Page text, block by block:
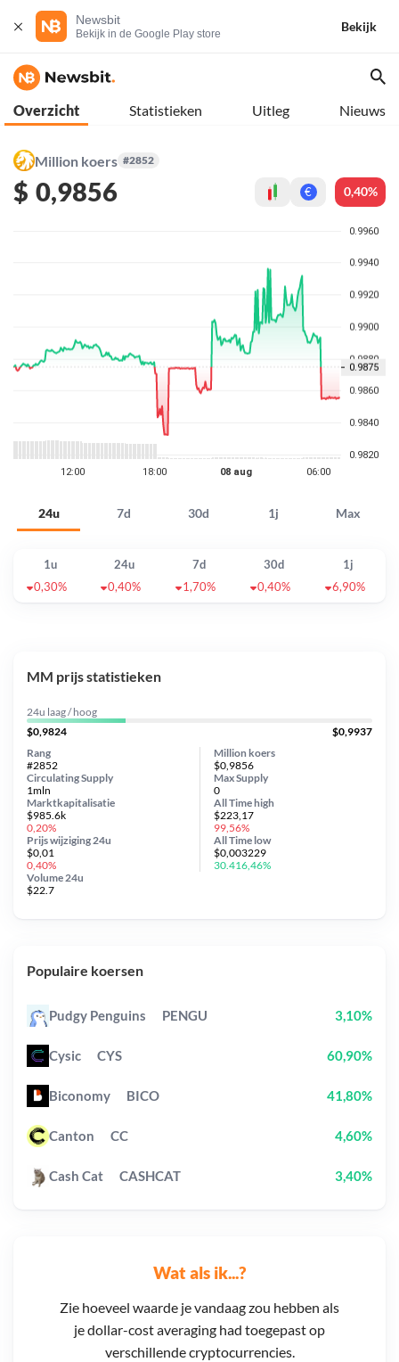
Newsbit
Bekijk in de Google Play store
Bekijk
Overzicht Statistieken Uitleg Nieuws
Million koers #2852
$ 0,9856 € 0,40%
24u 7d 30d 1j Max
1u 24u 7d 30d
1j
0,30%
0,40% 1,70% 0,40% 6,90%
Wat als ik...?
Zie hoeveel waarde je vandaag zou hebben als
je dollar-cost averaging had toegepast op
verschillende cryptocurrencies.
MM prijs statistieken
24u laag / hoog
$0,9824
$0,9937
Million koers
$0,9856
Circulating Supply
1mln
Prijs wijziging 24u
$0,01
0,40%
Max Supply
0
Marktkapitalisatie
$985.6k
0,20%
Volume 24u
$22.7
Rang
#2852
All Timehigh
$223,17
99,56%
All Time low
$0,003229
30.416,46%
Populaire koersen
Pudgy Penguins PENGU 3,10%
Cysic CYS 60,90%
Biconomy BICO 41,80%
Canton CC 4,60%
Cash Cat CASHCAT 3,40%